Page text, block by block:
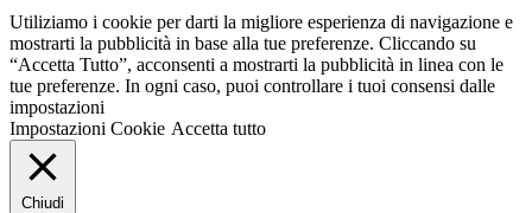
Utiliziamo i cookie per darti la migliore esperienza di navigazione e
mostrarti la pubblicità in base alla tue preferenze. Cliccando su
“Accetta Tutto”, acconsenti a mostrarti la pubblicità in linea con le
tue preferenze. In ogni caso, puoi controllare i tuoi consensi dalle
impostazioni
Impostazioni Cookie Accetta tutto
Chiudi